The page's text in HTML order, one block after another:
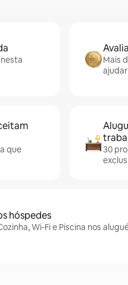
Mais
que
30
hóspedes
Wi-Fi e Piscina nos